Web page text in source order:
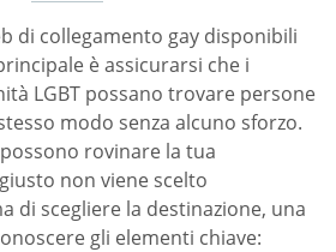
di collegamento gay disponibili
è assicurarsi che i
LGBT possano trovare persone
modo senza alcuno sforzo.
rovinare la tua
non viene scelto
di scegliere la destinazione, una
gli elementi chiave: